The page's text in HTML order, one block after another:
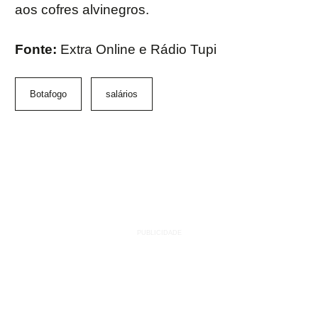
aos cofres alvinegros.
Fonte: Extra Online e Rádio Tupi
Botafogo salários